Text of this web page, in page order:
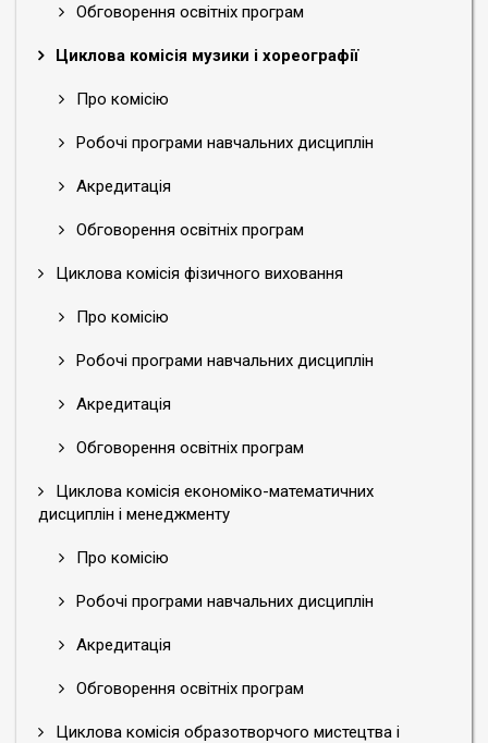
Обговорення освітніх програм
Циклова комісія музики і хореографії
Про комісію
Робочі програми навчальних дисциплін
Акредитація
Обговорення освітніх програм
Циклова комісія фізичного виховання
Про комісію
Робочі програми навчальних дисциплін
Акредитація
Обговорення освітніх програм
Циклова комісія економіко-математичних
дисциплін і менеджменту
Про комісію
Робочі програми навчальних дисциплін
Акредитація
Обговорення освітніх програм
Циклова комісія образотворчого мистецтва і